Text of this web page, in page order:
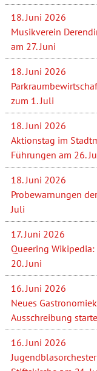
18. Juni 2026
Musikverein
am 27. Juni
18. Juni 2026
zum 1. Juli
18. Juni 2026
Aktionstag im
Führungen am 26.
18. Juni 2026
Probewarnungen
Juli
17. Juni 2026
Queering
20. Juni
16. Juni 2026
Neues
Ausschreibung
16. Juni 2026